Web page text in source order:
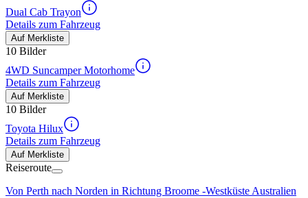
Dual Cab Trayon
Details zum Fahrzeug
Auf Merkliste
10 Bilder
4WD Suncamper Motorhome
Details zum Fahrzeug
Auf Merkliste
10 Bilder
Toyota Hilux
Details zum Fahrzeug
Auf Merkliste
Reiseroute
Von Perth nach Norden in Richtung Broome -Westküste Australien